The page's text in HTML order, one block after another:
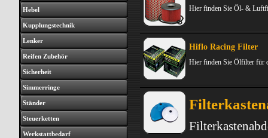
Hebel
Kupplungstechnik
Lenker
Reifen Zubehör
Sicherheit
Simmerringe
Ständer
Steuerketten
Werkstattbedarf
Hier finden Sie Öl- &
Hiflo Racing Filter
Hier finden Sie Ölfilter für